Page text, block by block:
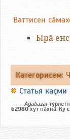
Ваттисен
Ырӑ
Категорисем:
Статья каҫми
Agabazar
62980хут пӑхнӑ. Ку